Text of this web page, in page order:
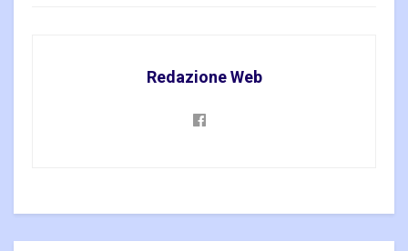
Redazione Web